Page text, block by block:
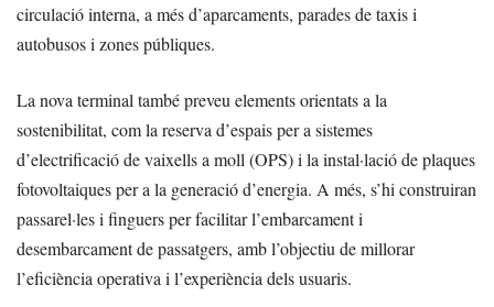
circulació interna, a més d’aparcaments, parades de taxis i
autobusos i zones públiques.
La nova terminal també preveu elements orientats a la
sostenibilitat, com la reserva d’espais per a sistemes
d’electrificació de vaixells a moll (OPS) i la instal·lació de plaques
fotovoltaiques per a la generació d’energia. A més, s’hi construiran
passarel·les i finguers per facilitar l’embarcament i
desembarcament de passatgers, amb l’objectiu de millorar
l’eficiència operativa i l’experiència dels usuaris.